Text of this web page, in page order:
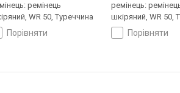
ремінець
WR 50, Туреччина
порівняти
ремінець:
шкіряний, WR 50,
порівняти